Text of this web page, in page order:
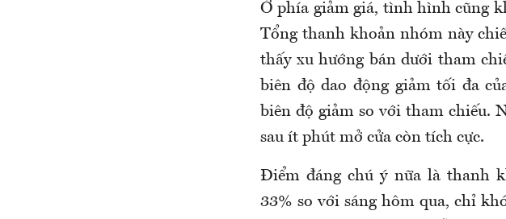
Ở phía giảm giá, tình hình cũng
Tổng thanh khoản nhóm này
thấy xu hướng bán dưới tham
biên độ dao động giảm tối đa
biên độ giảm so với tham chiếu.
sau ít phút mở cửa còn tích cực.
Điểm đáng chú ý nữa là thanh
33% so với sáng hôm qua, chỉ